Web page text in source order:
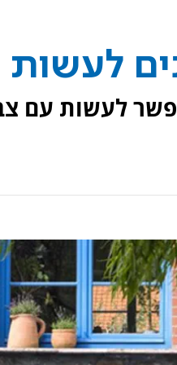
לעשות עם